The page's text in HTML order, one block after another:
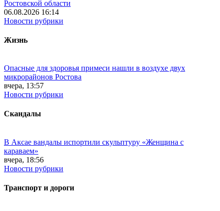
Ростовской области
06.08.2026 16:14
Новости рубрики
Жизнь
Опасные для здоровья примеси нашли в воздухе двух
микрорайонов Ростова
вчера, 13:57
Новости рубрики
Скандалы
В Аксае вандалы испортили скульптуру «Женщина с
караваем»
вчера, 18:56
Новости рубрики
Транспорт и дороги